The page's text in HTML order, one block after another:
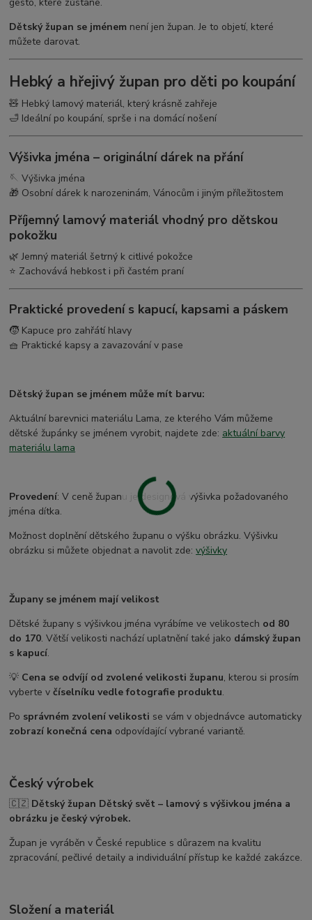
Dětský župan se jménem není jen župan. Je to objetí, které
můžete darovat.
Hebký a hřejivý župan pro děti po koupání
🧸 Hebký lamový materiál, který krásně zahřeje
🛁 Ideální po koupání, sprše i na domácí nošení
Výšivka jména – originální dárek na přání
🪡 Výšivka jména
🎁 Osobní dárek k narozeninám, Vánocům i jiným příležitostem
Příjemný lamový materiál vhodný pro dětskou
pokožku
🌿 Jemný materiál šetrný k citlivé pokožce
⭐ Zachovává hebkost i při častém praní
Praktické provedení s kapucí, kapsami a páskem
🧒 Kapuce pro zahřátí hlavy
🧺 Praktické kapsy a zavazování v pase
Dětský župan se jménem může mít barvu:
Aktuální barevnici materiálu Lama, ze kterého Vám můžeme
dětské župánky se jménem vyrobit, najdete zde: aktuální barvy
materiálu lama
Provedení: V ceně županu je designová výšivka požadovaného
jména dítka.
Možnost doplnění dětského županu o výšku obrázku. Výšivku
obrázku si můžete objednat a navolit zde:výšivky
Župany se jménem mají velikost
Dětské župany s výšivkou jména vyrábíme ve velikostech od 80
do 170. Větší velikosti nachází uplatnění také jako dámský župan
s kapucí.
💡 Cena se odvíjí od zvolené velikosti županu, kterou si prosím
vyberte včíselníku vedle fotografie produktu.
Po správném zvolení velikosti se vám v objednávce automaticky
zobrazí konečná cena odpovídající vybrané variantě.
Český výrobek
🇨🇿 Dětský župan Dětský svět – lamový s výšivkou jména a
obrázku je český výrobek.
Župan je vyráběn v České republice s důrazem na kvalitu
zpracování, pečlivé detaily a individuální přístup ke každé zakázce.
Složení a materiál